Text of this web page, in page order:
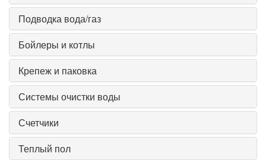
Подводка вода/газ
Бойлеры и котлы
Крепеж и паковка
Системы очистки воды
Счетчики
Теплый пол